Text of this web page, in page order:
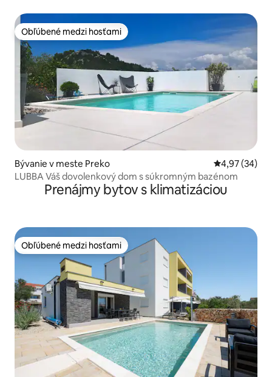
Obľúbené medzi hosťami
Obľúbené medzi hosťami
Bývanie v meste Preko Priemerné
4,97 (34)
LUBBA Váš dovolenkový dom s súkromným bazénom
Prenájmy bytov s klimatizáciou
Obľúbené medzi hosťami
Obľúbené medzi hosťami